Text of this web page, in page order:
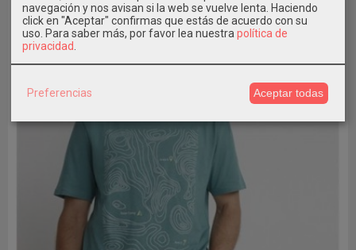
navegación y nos avisan si la web se vuelve lenta. Haciendo
click en "Aceptar" confirmas que estás de acuerdo con su
uso. Para saber más, por favor lea nuestra política de
privacidad
Preferencias Aceptar todas